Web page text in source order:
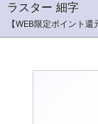
ラスター 細字
【WEB限定ポイント